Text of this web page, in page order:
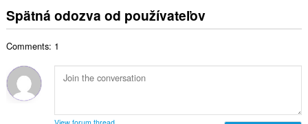
:o
t
í
:
h
o
o
n
p
o
t
h
k
ý
p
e
Spätná odozva od používateľov
Comments: 1